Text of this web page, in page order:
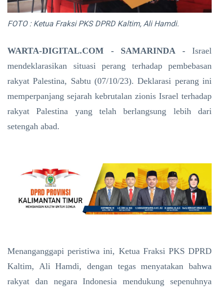
FOTO : Ketua Fraksi PKS DPRD Kaltim, Ali Hamdi.
WARTA-DIGITAL.COM - SAMARINDA - Israel
mendeklarasikan situasi perang terhadap pembebasan
rakyat Palestina, Sabtu (07/10/23). Deklarasi perang ini
memperpanjang sejarah kebrutalan zionis Israel terhadap
rakyat Palestina yang telah berlangsung lebih dari
setengah abad.
Menanganggapi peristiwa ini, Ketua Fraksi PKS DPRD
Kaltim, Ali Hamdi, dengan tegas menyatakan bahwa
rakyat dan negara Indonesia mendukung sepenuhnya